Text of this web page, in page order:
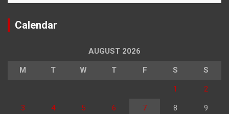
Calendar
AUGUST 2026
M T W T F S S
1 2
3 4 5 6 7 8 9